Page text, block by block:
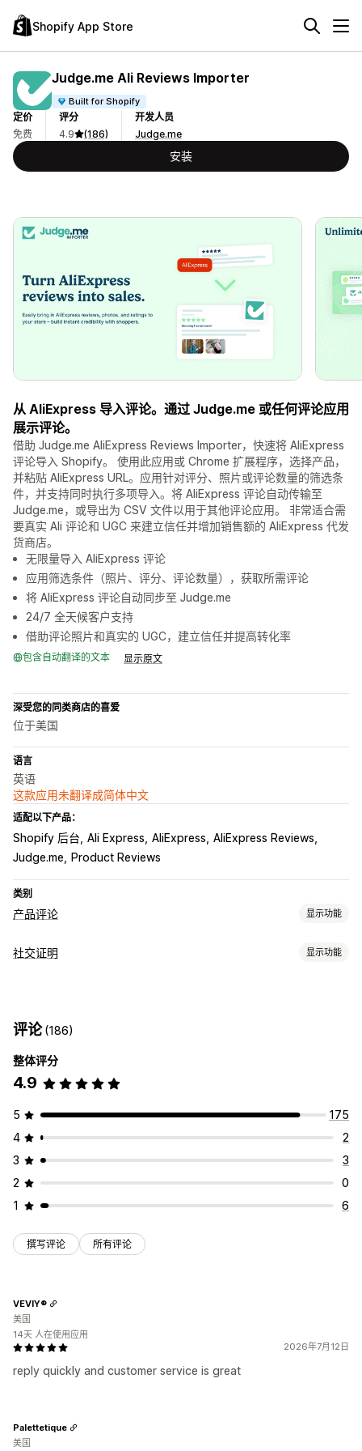
Shopify App Store
Judge.me Ali Reviews Importer
Built for Shopify
定价
免费
评分
4.9
(186)
开发人员
Judge.me
安装
从 AliExpress 导入评论。通过 Judge.me 或任何评论应用
展示评论。
借助 Judge.me AliExpress Reviews Importer，快速将 AliExpress
评论导入 Shopify。 使用此应用或 Chrome 扩展程序，选择产品，
并粘贴 AliExpress URL。应用针对评分、照片或评论数量的筛选条
件，并支持同时执行多项导入。将 AliExpress 评论自动传输至
Judge.me，或导出为 CSV 文件以用于其他评论应用。 非常适合需
要真实 Ali 评论和 UGC 来建立信任并增加销售额的 AliExpress 代发
货商店。
无限量导入 AliExpress 评论
应用筛选条件（照片、评分、评论数量），获取所需评论
将 AliExpress 评论自动同步至 Judge.me
24/7 全天候客户支持
借助评论照片和真实的 UGC，建立信任并提高转化率
包含自动翻译的文本 显示原文
深受您的同类商店的喜爱
位于美国
语言
英语
这款应用未翻译成简体中文
适配以下产品：
Shopify 后台 Ali Express AliExpress AliExpress Reviews
Judge.me
Product Reviews
类别
产品评论 显示功能
展示选项
收集评论的方式
社交证明 显示功能
评论(186)
整体评分
4.9
5
175
4
2
3
3
2
0
1
6
撰写评论 所有评论
2026年7月12日
reply quickly and customer service is great
VEVIY®
美国
14天 人在使用应用
Palettetique
美国